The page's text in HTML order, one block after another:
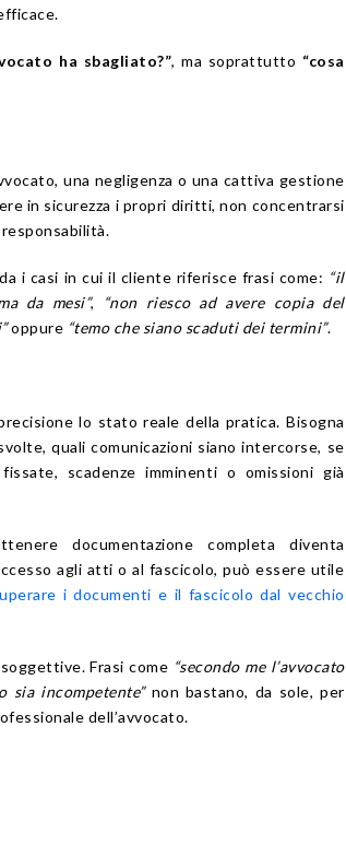
ha sbagliato?”, ma soprattutto “cosa
una negligenza o una cattiva gestione
in sicurezza i propri diritti, non concentrarsi
i casi in cui il cliente riferisce frasi come: “il
da mesi”,
“non riesco ad avere copia del
oppure “temo che siano scaduti dei termini”.
lo stato reale della pratica. Bisogna
quali comunicazioni siano intercorse, se
scadenze imminenti o omissioni già
documentazione completa diventa
agli atti o al fascicolo, può essere utile
i documenti e il fascicolo dal vecchio
Frasi come “secondo me l’avvocato
sia incompetente”non bastano, da sole, per
dell’avvocato.